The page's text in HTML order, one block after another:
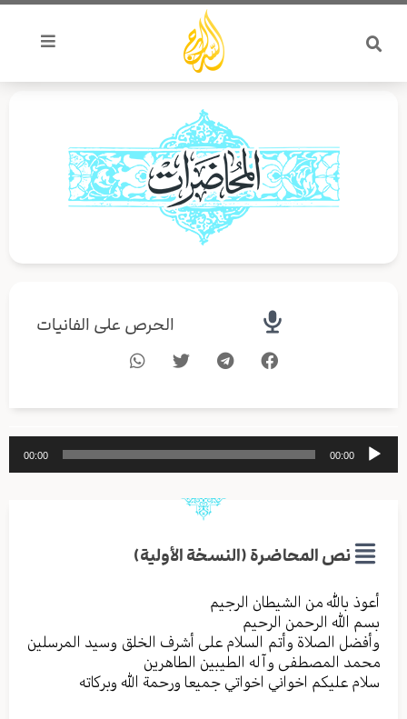
تخطي
المحتوى
الحرص على الفانيات
مشغل
الصوت
00:00
00:00
نص المحاضرة (النسخة الأولية)
أعوذ بالله من الشیطان الرجیم
بسم الله الرحمن الرحیم
وأفضل الصلاة وأتم السلام علی أشرف الخلق وسید المرسلین
محمد المصطفی وآله الطیبین الطاهرین
سلام علیکم اخواني اخواتي جمیعا ورحمة الله وبرکاته